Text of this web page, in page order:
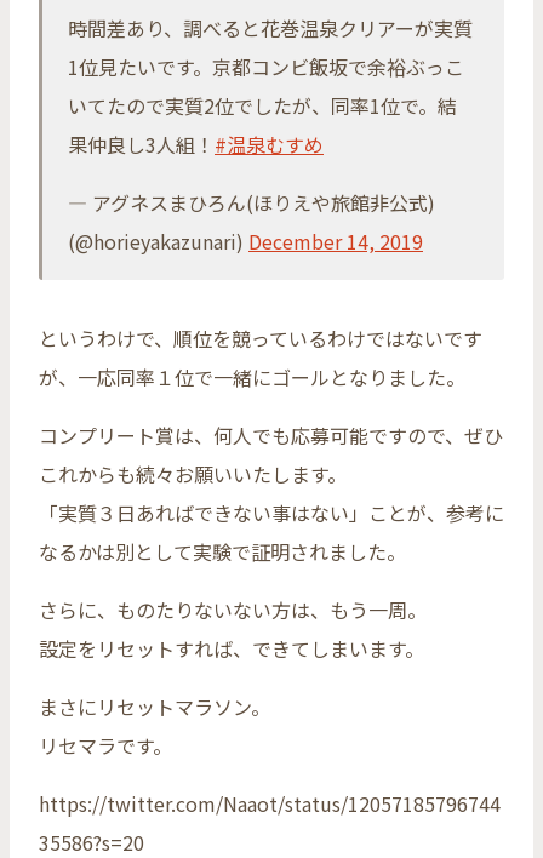
時間差あり、調べると花巻温泉クリアーが実質
1位見たいです。京都コンビ飯坂で余裕ぶっこ
いてたので実質2位でしたが、同率1位で。結
果仲良し3人組！ #温泉むすめ
— アグネスまひろん(ほりえや旅館非公式)
(@horieyakazunari) December 14, 2019
というわけで、順位を競っているわけではないです
が、一応同率１位で一緒にゴールとなりました。
コンプリート賞は、何人でも応募可能ですので、ぜひ
これからも続々お願いいたします。
「実質３日あればできない事はない」ことが、参考に
なるかは別として実験で証明されました。
さらに、ものたりないない方は、もう一周。
設定をリセットすれば、できてしまいます。
まさにリセットマラソン。
リセマラです。
https://twitter.com/Naaot/status/12057185796744
35586?s=20